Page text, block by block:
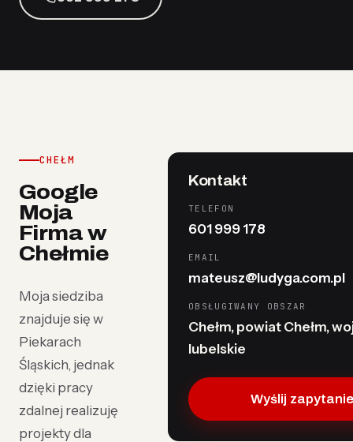
CHEŁM
Google
Moja
Firma w
Chełmie
Moja siedziba
znajduje się w
Piekarach
Śląskich, jednak
dzięki pracy
zdalnej realizuję
projekty dla
Kontakt
TELEFON
601 999 178
EMAIL
mateusz@ludyga.com.pl
OBSŁUGIWANY OBSZAR
Chełm, powiat Chełm,
lubelskie
Wyślij zapytanie